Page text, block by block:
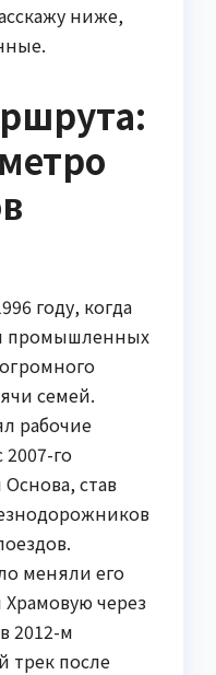
ниже,
году, когда
промышленных
семей.
рабочие
го
став
меняли его
Храмовую через
2012-м
трек после